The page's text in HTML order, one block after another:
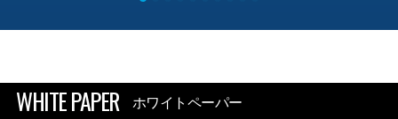
WHITE PAPER ホワイトペーパー